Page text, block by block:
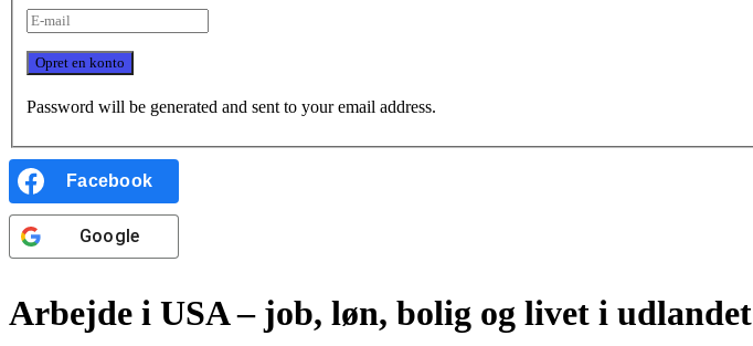
Password will be generated and sent to your email address.
Facebook
Google
Arbejde i USA – job, løn, bolig og livet i udlandet